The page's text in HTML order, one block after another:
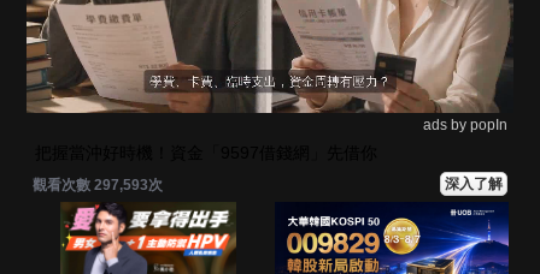
ads by popIn
觀看次數 297,593次 深入了解